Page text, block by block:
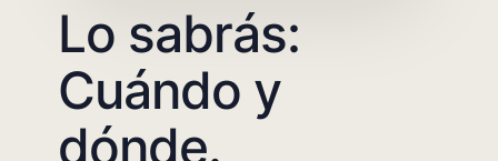
Lo sabrás:
Cuándo y
dónde.